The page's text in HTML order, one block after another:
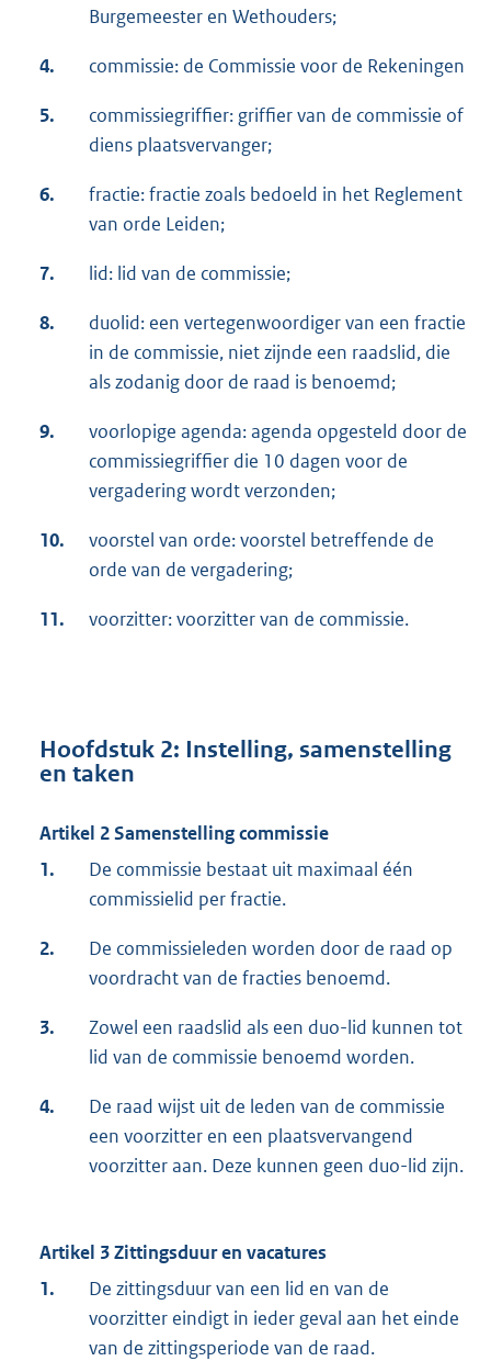
Burgemeester en Wethouders;
4. commissie: de Commissie voor de Rekeningen
5.
commissiegriffier: griffier van de commissie of
diens plaatsvervanger;
6.
fractie: fractie zoals bedoeld in het Reglement
van orde Leiden;
7. lid: lid van de commissie;
8.
duolid: een vertegenwoordiger van een fractie
in de commissie, niet zijnde een raadslid, die
als zodanig door de raad is benoemd;
9.
voorlopige agenda: agenda opgesteld door de
commissiegriffier die 10 dagen voor de
vergadering wordt verzonden;
10.
voorstel van orde: voorstel betreffende de
orde van de vergadering;
11. voorzitter: voorzitter van de commissie.
Hoofdstuk 2: Instelling, samenstelling
en taken
Artikel 2 Samenstelling commissie
1.
De commissie bestaat uit maximaal één
commissielid per fractie.
2.
De commissieleden worden door de raad op
voordracht van de fracties benoemd.
3.
Zowel een raadslid als een duo-lid kunnen tot
lid van de commissie benoemd worden.
4.
De raad wijst uit de leden van de commissie
een voorzitter en een plaatsvervangend
voorzitter aan. Deze kunnen geen duo-lid zijn.
Artikel 3 Zittingsduur en vacatures
1.
De zittingsduur van een lid en van de
voorzitter eindigt in ieder geval aan het einde
van de zittingsperiode van de raad.